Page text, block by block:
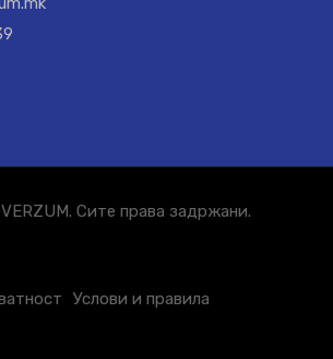
Сите права задржани.
Услови и правила